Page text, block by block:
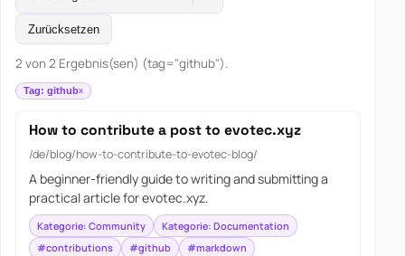
Zurücksetzen
2 von 2 Ergebnis(sen) (tag="github").
Tag: github
How to contribute a post to evotec.xyz
/de/blog/how-to-contribute-to-evotec-blog/
A beginner-friendly guide to writing and submitting a
practical article for evotec.xyz.
Kategorie: Community
Kategorie: Documentation
#contributions
#github #markdown